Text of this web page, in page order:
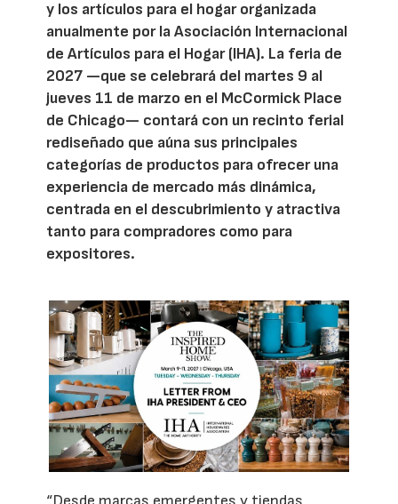
y los artículos para el hogar organizada
anualmente por la Asociación Internacional
de Artículos para el Hogar (IHA). La feria de
2027 —que se celebrará del martes 9 al
jueves 11 de marzo en el McCormick Place
de Chicago— contará con un recinto ferial
rediseñado que aúna sus principales
categorías de productos para ofrecer una
experiencia de mercado más dinámica,
centrada en el descubrimiento y atractiva
tanto para compradores como para
expositores.